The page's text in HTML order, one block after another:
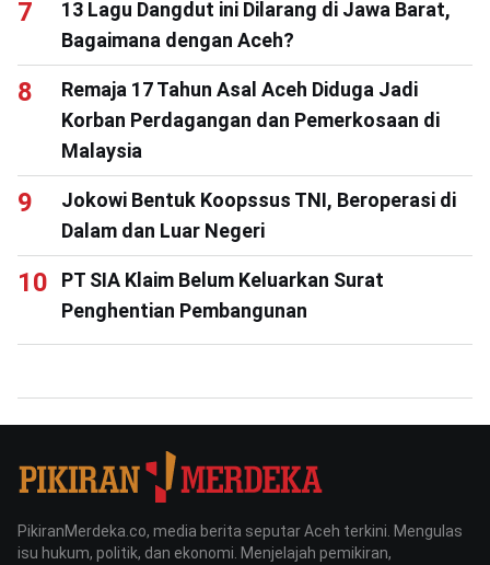
13 Lagu Dangdut ini Dilarang di Jawa Barat,
Bagaimana dengan Aceh?
Remaja 17 Tahun Asal Aceh Diduga Jadi
Korban Perdagangan dan Pemerkosaan di
Malaysia
Jokowi Bentuk Koopssus TNI, Beroperasi di
Dalam dan Luar Negeri
PT SIA Klaim Belum Keluarkan Surat
Penghentian Pembangunan
PikiranMerdeka.co, media berita seputar Aceh terkini. Mengulas
isu hukum, politik, dan ekonomi. Menjelajah pemikiran,